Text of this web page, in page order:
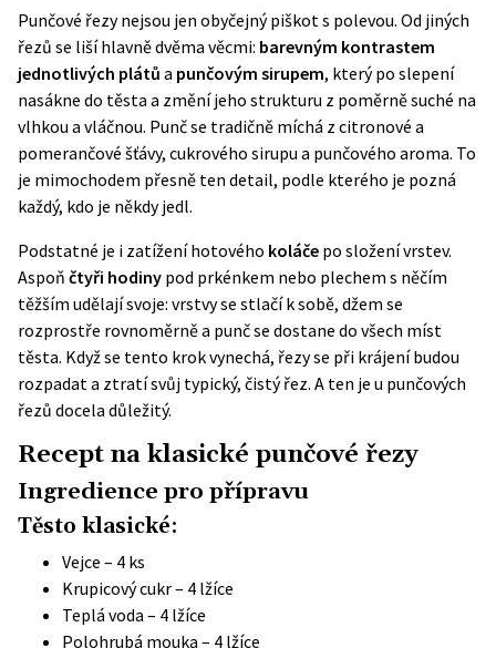
Punčové řezy nejsou jen obyčejný piškot s polevou. Od jiných
řezů se liší hlavně dvěma věcmi: barevným kontrastem
jednotlivých plátů a punčovým sirupem, který po slepení
nasákne do těsta a změní jeho strukturu z poměrně suché na
vlhkou a vláčnou. Punč se tradičně míchá z citronové a
pomerančové šťávy, cukrového sirupu a punčového aroma. To
je mimochodem přesně ten detail, podle kterého je pozná
každý, kdo je někdy jedl.
Podstatné je i zatížení hotového koláče po složení vrstev.
Aspoň čtyři hodiny pod prkénkem nebo plechem s něčím
těžším udělají svoje: vrstvy se stlačí k sobě, džem se
rozprostře rovnoměrně a punč se dostane do všech míst
těsta. Když se tento krok vynechá, řezy se při krájení budou
rozpadat a ztratí svůj typický, čistý řez. A ten je u punčových
řezů docela důležitý.
Recept na klasické punčové řezy
Ingredience pro přípravu
Těsto klasické:
Vejce – 4 ks
Krupicový cukr – 4 lžíce
Teplá voda – 4 lžíce
Polohrubá mouka – 4 lžíce